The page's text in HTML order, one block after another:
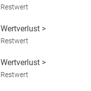
Restwert
Wertverlust >
Restwert
Wertverlust >
Restwert